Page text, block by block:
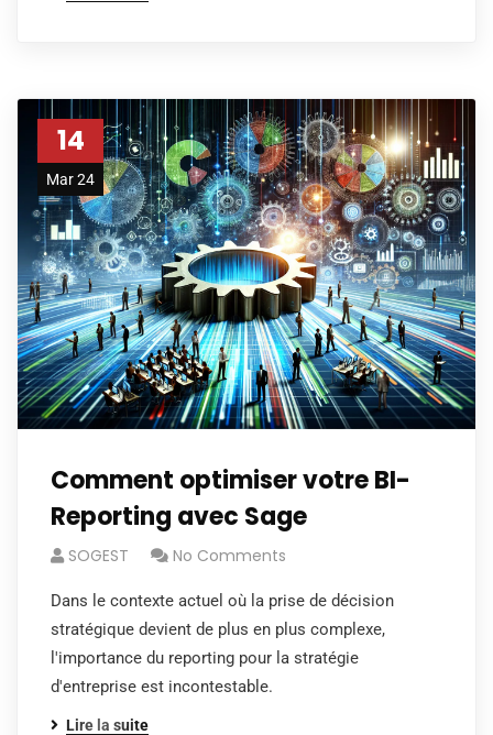
14
Mar 24
Comment optimiser votre BI-
Reporting avec Sage
SOGEST No Comments
Dans le contexte actuel où la prise de décision
stratégique devient de plus en plus complexe,
l'importance du reporting pour la stratégie
d'entreprise est incontestable.
Lire la suite